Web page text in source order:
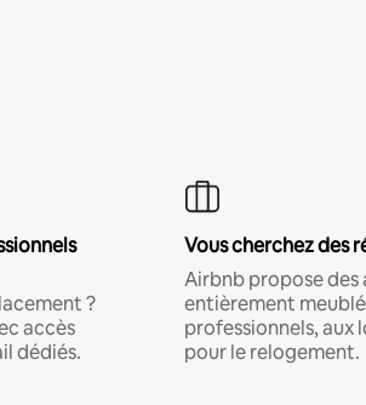
?
accès
dédiés.
Vous cherchez des
Airbnb propose
entièrement
professionnels, aux
pour le relogement.